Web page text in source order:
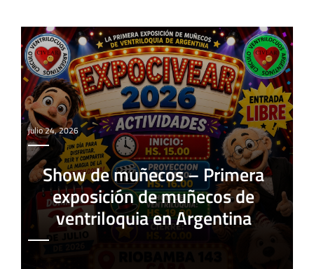
julio 24, 2026
Show de muñecos – Primera
exposición de muñecos de
ventriloquia en Argentina